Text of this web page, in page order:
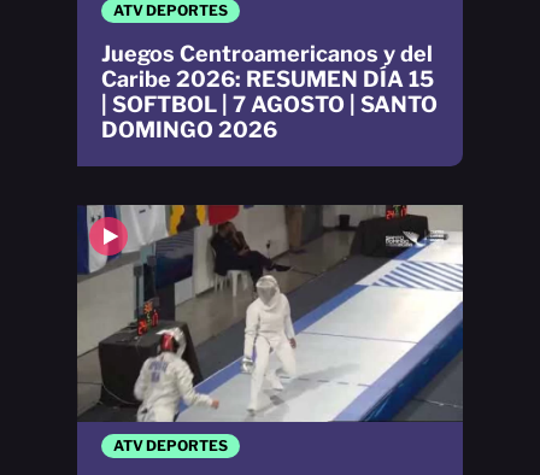
ATV DEPORTES
Juegos Centroamericanos y del
Caribe 2026: RESUMEN DÍA 15
| SOFTBOL | 7 AGOSTO | SANTO
DOMINGO 2026
ATV DEPORTES